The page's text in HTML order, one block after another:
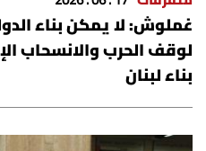
غملوش: لا يمكن بناء
لوقف الحرب والانسحاب
بناء لبنان